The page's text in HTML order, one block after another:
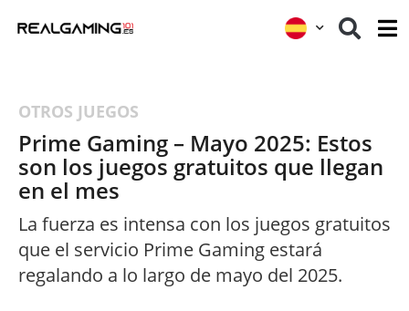
OTROS JUEGOS
Prime Gaming – Mayo 2025: Estos
son los juegos gratuitos que llegan
en el mes
La fuerza es intensa con los juegos gratuitos
que el servicio Prime Gaming estará
regalando a lo largo de mayo del 2025.